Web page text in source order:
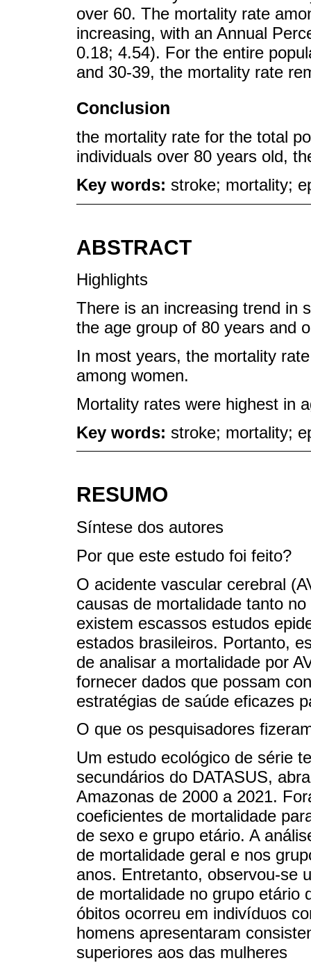
over 60. The mortality rate
increasing, with an Annual
0.18; 4.54). For the entire
and 30-39, the mortality rate
Conclusion
the mortality rate for the total
individuals over 80 years old,
Key words: stroke; mortality;
ABSTRACT
Highlights
There is an increasing trend in
the age group of 80 years and
In most years, the mortality
among women.
Mortality rates were highest in
Key words: stroke; mortality;
RESUMO
Síntese dos autores
Por que este estudo foi feito?
O acidente vascular cerebral
causas de mortalidade tanto
existem escassos estudos
estados brasileiros. Portanto,
de analisar a mortalidade por
fornecer dados que possam
estratégias de saúde eficazes
O que os pesquisadores
Um estudo ecológico de série
secundários do DATASUS,
Amazonas de 2000 a 2021.
coeficientes de mortalidade
de sexo e grupo etário. A
de mortalidade geral e nos
anos. Entretanto, observou-se
de mortalidade no grupo etário
óbitos ocorreu em indivíduos
homens apresentaram
superiores aos das mulheres